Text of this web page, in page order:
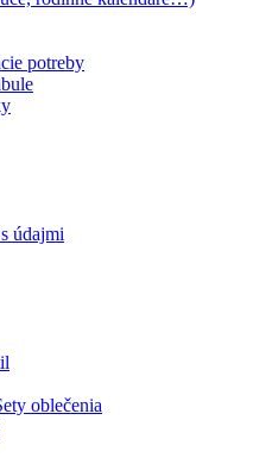
potreby
údajmi
oblečenia